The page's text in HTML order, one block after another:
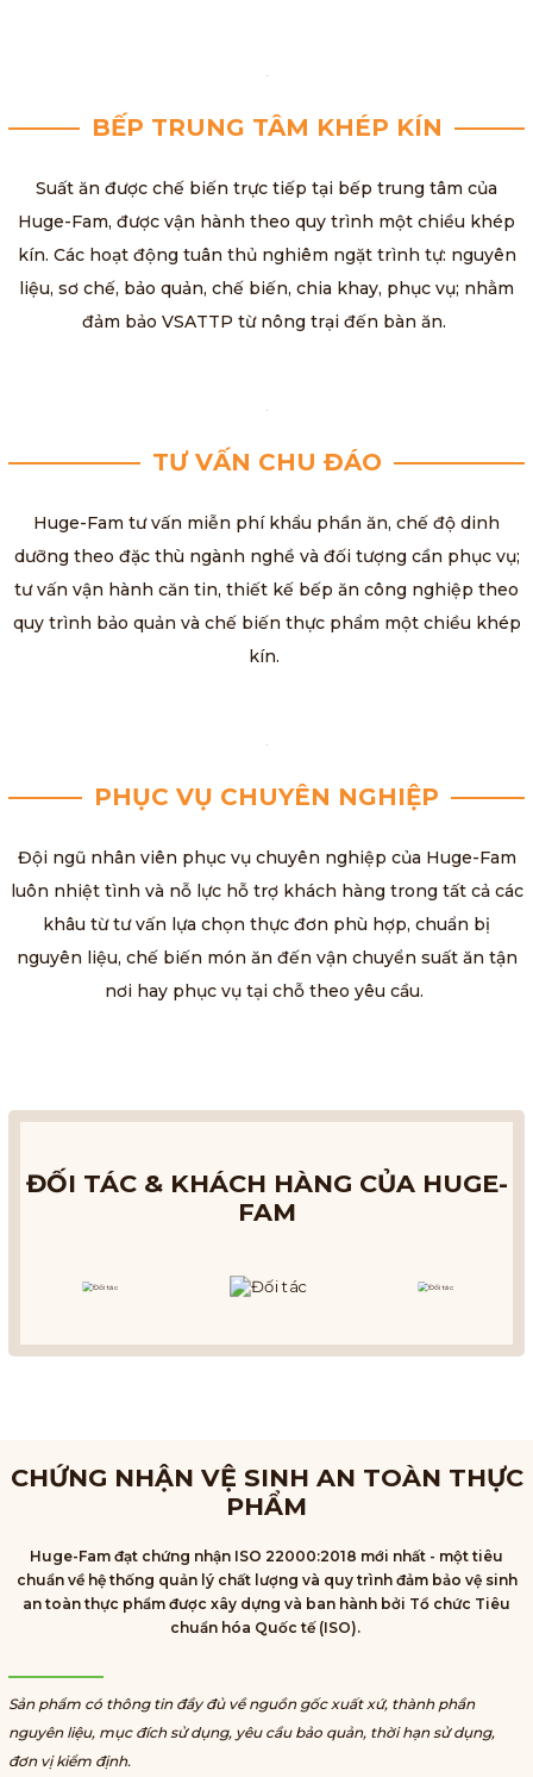
BẾP TRUNG TÂM KHÉP KÍN
Suất ăn được chế biến trực tiếp tại bếp trung tâm của
Huge-Fam, được vận hành theo quy trình một chiều khép
kín. Các hoạt động tuân thủ nghiêm ngặt trình tự: nguyên
liệu, sơ chế, bảo quản, chế biến, chia khay, phục vụ; nhằm
đảm bảo VSATTP từ nông trại đến bàn ăn.
TƯ VẤN CHU ĐÁO
Huge-Fam tư vấn miễn phí khẩu phần ăn, chế độ dinh
dưỡng theo đặc thù ngành nghề và đối tượng cần phục vụ;
tư vấn vận hành căn tin, thiết kế bếp ăn công nghiệp theo
quy trình bảo quản và chế biến thực phẩm một chiều khép
kín.
PHỤC VỤ CHUYÊN NGHIỆP
Đội ngũ nhân viên phục vụ chuyên nghiệp của Huge-Fam
luôn nhiệt tình và nỗ lực hỗ trợ khách hàng trong tất cả các
khâu từ tư vấn lựa chọn thực đơn phù hợp, chuẩn bị
nguyên liệu, chế biến món ăn đến vận chuyển suất ăn tận
nơi hay phục vụ tại chỗ theo yêu cầu.
ĐỐI TÁC & KHÁCH HÀNG CỦA HUGE-
FAM
CHỨNG NHẬN VỆ SINH AN TOÀN THỰC
PHẨM
Huge-Fam đạt chứng nhận ISO 22000:2018 mới nhất - một tiêu
chuẩn về hệ thống quản lý chất lượng và quy trình đảm bảo vệ sinh
an toàn thực phẩm được xây dựng và ban hành bởi Tổ chức Tiêu
chuẩn hóa Quốc tế (ISO).
Sản phẩm có thông tin đầy đủ về nguồn gốc xuất xứ, thành phần
nguyên liệu, mục đích sử dụng, yêu cầu bảo quản, thời hạn sử dụng,
đơn vị kiểm định.